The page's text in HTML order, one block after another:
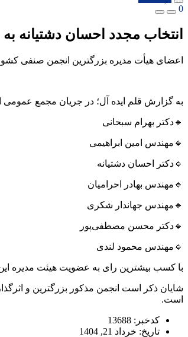
0
انتخاب مجدد احسان دشتیانه
اعضای هیأت مدیره بزرگترین انجمن صنفی کشور به نمایندگی از ۲۹۹ شرکت
به گزارش قلم ایده آل؛ در جریان مجمع عمومی
🔹دکتر بهرام سبحانی
🔹مهندس امین ابراهیمی
🔹دکتر احسان دشتیانه
🔹مهندس بهادر احرامیان
🔹مهندس جهاندار شکری
🔹دکتر محسن مصطفی‌پور
🔹مهندس محمود لندی
با کسب بیشترین رای به عضویت هیئت مدیره
شایان ذکر است انجمن مذکور بزرگترین و
است.
کدخبر: 13688
تاریخ: خرداد 21, 1404